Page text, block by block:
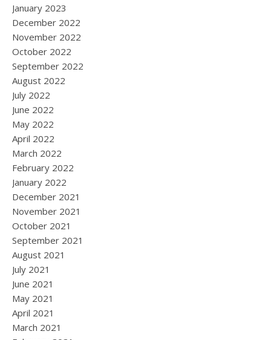
January 2023
December 2022
November 2022
October 2022
September 2022
August 2022
July 2022
June 2022
May 2022
April 2022
March 2022
February 2022
January 2022
December 2021
November 2021
October 2021
September 2021
August 2021
July 2021
June 2021
May 2021
April 2021
March 2021